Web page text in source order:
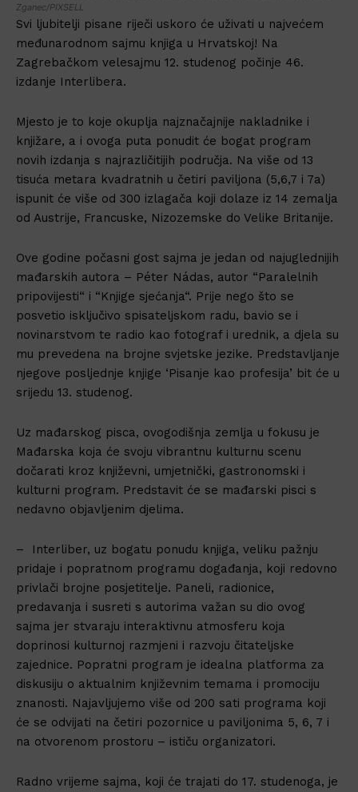
Zganec/PIXSELL
Svi ljubitelji pisane riječi uskoro će uživati u najvećem
međunarodnom sajmu knjiga u Hrvatskoj! Na
Zagrebačkom velesajmu 12. studenog počinje 46.
izdanje Interlibera.
Mjesto je to koje okuplja najznačajnije nakladnike i
knjižare, a i ovoga puta ponudit će bogat program
novih izdanja s najrazličitijih područja. Na više od 13
tisuća metara kvadratnih u četiri paviljona (5,6,7 i 7a)
ispunit će više od 300 izlagača koji dolaze iz 14 zemalja
od Austrije, Francuske, Nizozemske do Velike Britanije.
Ove godine počasni gost sajma je jedan od najuglednijih
mađarskih autora – Péter Nádas, autor “Paralelnih
pripovijesti“ i “Knjige sjećanja“. Prije nego što se
posvetio isključivo spisateljskom radu, bavio se i
novinarstvom te radio kao fotograf i urednik, a djela su
mu prevedena na brojne svjetske jezike. Predstavljanje
njegove posljednje knjige ‘Pisanje kao profesija’ bit će u
srijedu 13. studenog.
Uz mađarskog pisca, ovogodišnja zemlja u fokusu je
Mađarska koja će svoju vibrantnu kulturnu scenu
dočarati kroz književni, umjetnički, gastronomski i
kulturni program. Predstavit će se mađarski pisci s
nedavno objavljenim djelima.
– Interliber, uz bogatu ponudu knjiga, veliku pažnju
pridaje i popratnom programu događanja, koji redovno
privlači brojne posjetitelje. Paneli, radionice,
predavanja i susreti s autorima važan su dio ovog
sajma jer stvaraju interaktivnu atmosferu koja
doprinosi kulturnoj razmjeni i razvoju čitateljske
zajednice. Popratni program je idealna platforma za
diskusiju o aktualnim književnim temama i promociju
znanosti. Najavljujemo više od 200 sati programa koji
će se odvijati na četiri pozornice u paviljonima 5, 6, 7 i
na otvorenom prostoru – ističu organizatori.
Radno vrijeme sajma, koji će trajati do 17. studenoga, je